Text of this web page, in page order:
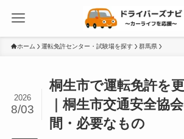
ホーム 運転免許センター・試験場を探す 群馬県
桐生市で運転免許を
｜桐生市交通安全協
間・必要なもの
2026
8/03